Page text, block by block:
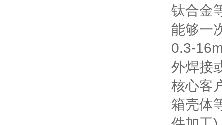
钛合金
能够一
0.3-
外焊接
核心客
箱壳体